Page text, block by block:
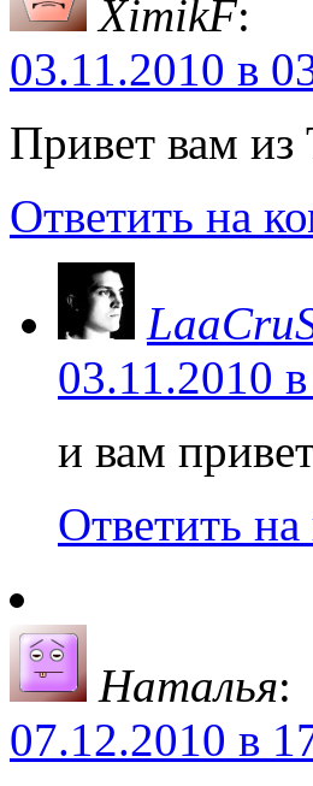
XimikF:
03.11.2010 в
Привет вам
Ответить на
03.11.2010
и вам
Ответить
Наталья:
07.12.2010 в